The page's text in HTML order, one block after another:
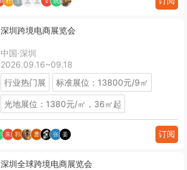
深圳跨境电商展览会
中国·深圳
2026.09.16~09.18
行业热门展
标准展位：13800元/9㎡
光地展位：1380元/㎡，36㎡起
订阅
深圳全球跨境电商展览会